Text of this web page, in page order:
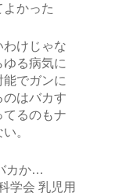
かった
わけじゃな
る病気に
でガンに
のはバカす
てるのもナ
い。
カか…
学会 乳児用